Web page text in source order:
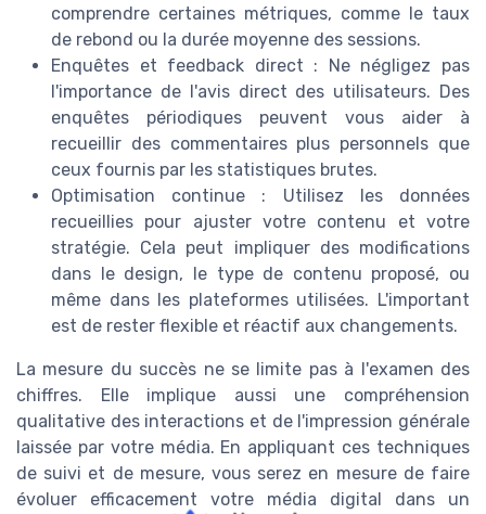
comprendre certaines métriques, comme le taux
de rebond ou la durée moyenne des sessions.
Enquêtes et feedback direct : Ne négligez pas
l'importance de l'avis direct des utilisateurs. Des
enquêtes périodiques peuvent vous aider à
recueillir des commentaires plus personnels que
ceux fournis par les statistiques brutes.
Optimisation continue : Utilisez les données
recueillies pour ajuster votre contenu et votre
stratégie. Cela peut impliquer des modifications
dans le design, le type de contenu proposé, ou
même dans les plateformes utilisées. L'important
est de rester flexible et réactif aux changements.
La mesure du succès ne se limite pas à l'examen des
chiffres. Elle implique aussi une compréhension
qualitative des interactions et de l'impression générale
laissée par votre média. En appliquant ces techniques
de suivi et de mesure, vous serez en mesure de faire
évoluer efficacement votre média digital dans un